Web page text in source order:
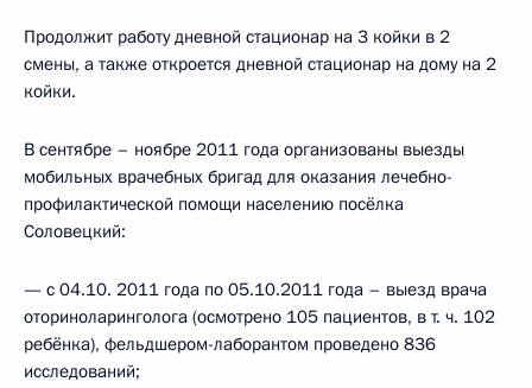
Продолжит работу дневной стационар на 3 койки в 2
смены, а также откроется дневной стационар на дому на 2
койки.
В сентябре – ноябре 2011 года организованы выезды
мобильных врачебных бригад для оказания лечебно-
профилактической помощи населению посёлка
Соловецкий:
— с 04.10. 2011 года по 05.10.2011 года – выезд врача
оториноларинголога (осмотрено 105 пациентов, в т. ч. 102
ребёнка), фельдшером-лаборантом проведено 836
исследований;